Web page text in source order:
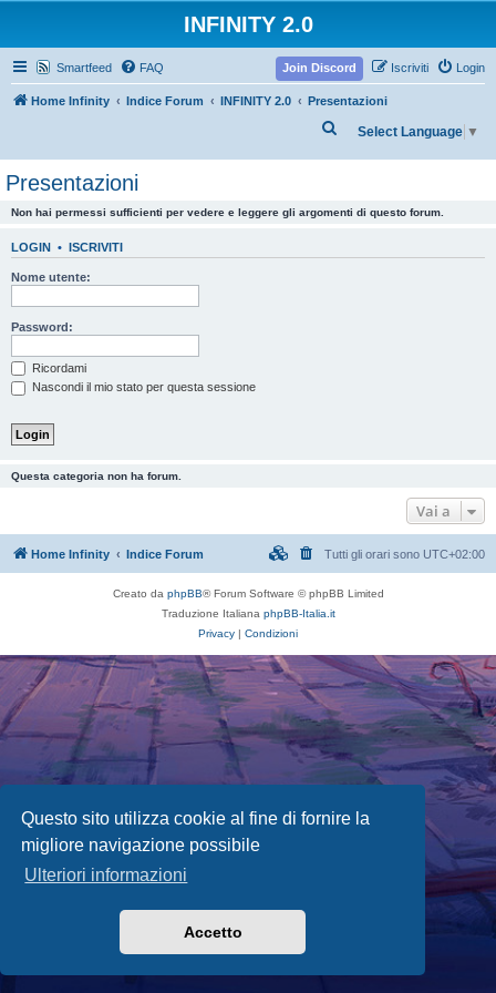
Questo sito utilizza cookie al fine di fornire la
migliore navigazione possibile
Ulteriori informazioni
Accetto
INFINITY 2.0
Smartfeed FAQ Login
Iscriviti
Join Discord
Home Infinity Indice Forum INFINITY 2.0 Presentazioni
Select Language ▼
Presentazioni
Non hai permessi sufficienti per vedere e leggere gli argomenti di questo forum.
LOGIN • ISCRIVITI
Nome utente:
Password:
Ricordami
Nascondi il mio stato per questa sessione
Questa categoria non ha forum.
Vai a
Home Infinity Indice Forum Tutti gli orari sono UTC+02:00
Creato da phpBB® Forum Software © phpBB Limited
Traduzione Italiana phpBB-Italia.it
Privacy | Condizioni